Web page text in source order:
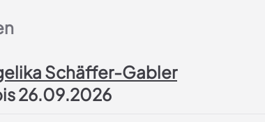
Schäffer-Gabler
26.09.2026